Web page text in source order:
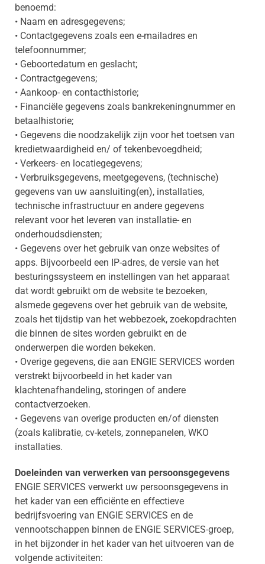
benoemd:
• Naam en adresgegevens;
• Contactgegevens zoals een e-mailadres en
telefoonnummer;
• Geboortedatum en geslacht;
• Contractgegevens;
• Aankoop- en contacthistorie;
• Financiële gegevens zoals bankrekeningnummer en
betaalhistorie;
• Gegevens die noodzakelijk zijn voor het toetsen van
kredietwaardigheid en/ of tekenbevoegdheid;
• Verkeers- en locatiegegevens;
• Verbruiksgegevens, meetgegevens, (technische)
gegevens van uw aansluiting(en), installaties,
technische infrastructuur en andere gegevens
relevant voor het leveren van installatie- en
onderhoudsdiensten;
• Gegevens over het gebruik van onze websites of
apps. Bijvoorbeeld een IP-adres, de versie van het
besturingssysteem en instellingen van het apparaat
dat wordt gebruikt om de website te bezoeken,
alsmede gegevens over het gebruik van de website,
zoals het tijdstip van het webbezoek, zoekopdrachten
die binnen de sites worden gebruikt en de
onderwerpen die worden bekeken.
• Overige gegevens, die aan ENGIE SERVICES worden
verstrekt bijvoorbeeld in het kader van
klachtenafhandeling, storingen of andere
contactverzoeken.
• Gegevens van overige producten en/of diensten
(zoals kalibratie, cv-ketels, zonnepanelen, WKO
installaties.
Doeleinden van verwerken van persoonsgegevens
ENGIE SERVICES verwerkt uw persoonsgegevens in
het kader van een efficiënte en effectieve
bedrijfsvoering van ENGIE SERVICES en de
vennootschappen binnen de ENGIE SERVICES-groep,
in het bijzonder in het kader van het uitvoeren van de
volgende activiteiten: